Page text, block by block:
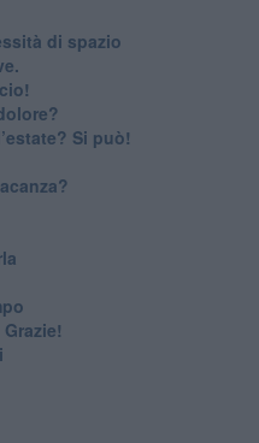
di spazio
Si può!